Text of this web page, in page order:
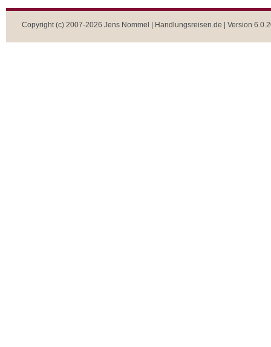
Copyright (c) 2007-2026 Jens Nommel | Handlungsreisen.de | Version